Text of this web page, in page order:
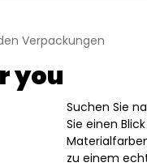
Verpackungen
you
Suchen Sie
Sie einen
zu einem